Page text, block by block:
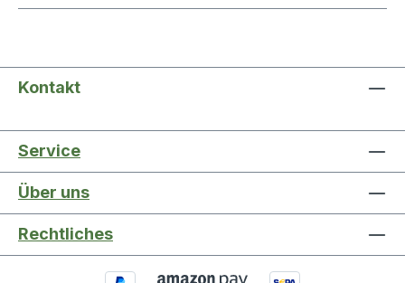
Kontakt
Service
Über uns
Rechtliches